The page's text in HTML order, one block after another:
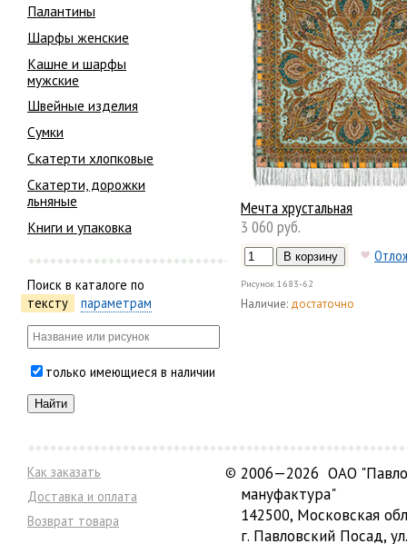
Палантины
Шарфы женские
Кашне и шарфы
мужские
Швейные изделия
Сумки
Скатерти хлопковые
Скатерти, дорожки
льняные
Книги и упаковка
Поиск в каталоге по
тексту
параметрам
только имеющиеся в наличии
Мечта хрустальная
3 060 руб.
Рисунок 1683-62
Наличие: достаточно
Как заказать
Доставка и оплата
Возврат товара
© 2006—2026 ОАО
мануфактура"
142500, Московская
г. Павловский Посад,